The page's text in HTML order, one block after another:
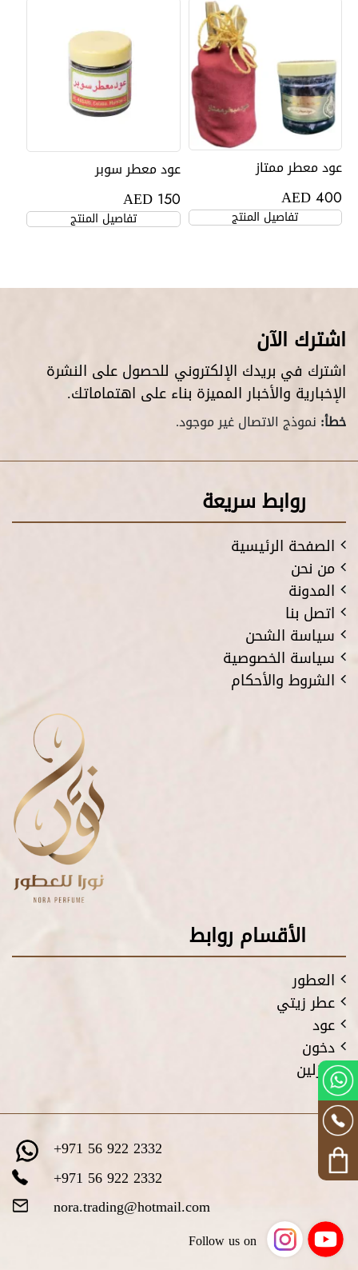
عود معطر ممتاز
AED 400
تفاصيل المنتج
عود معطر سوبر
AED 150
تفاصيل المنتج
اشترك الآن
اشترك في بريدك الإلكتروني للحصول على النشرة
الإخبارية والأخبار المميزة بناء على اهتماماتك.
خطأ: نموذج الاتصال غير موجود.
روابط سريعة
الصفحة الرئيسية
من نحن
المدونة
اتصل بنا
سياسة الشحن
سياسة الخصوصية
الشروط والأحكام
الأقسام روابط
العطور
عطر زيتي
عود
دخون
فازلين
+971 56 922 2332
+971 56 922 2332
nora.trading@hotmail.com
Follow us on